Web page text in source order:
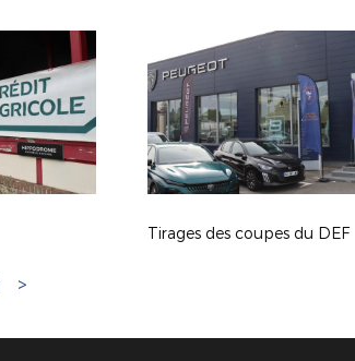
Tirages des coupes du DEF
>